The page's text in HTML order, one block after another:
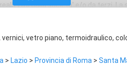
dalla societa' e/o da terzi. La
forma stabile o temporanea con
di integrazione o supporto,
degli scopi sociali; -
fidejussioni od avalli, assumere in
vetro piano, termoidraulico,
> Lazio > Provincia di Roma > Santa